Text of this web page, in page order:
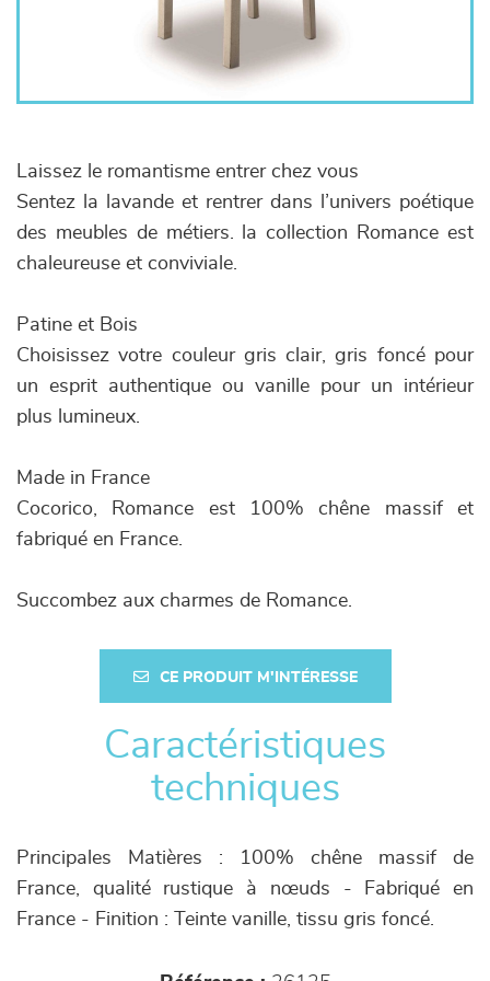
Laissez le romantisme entrer chez vous
Sentez la lavande et rentrer dans l’univers poétique
des meubles de métiers. la collection Romance est
chaleureuse et conviviale.
Patine et Bois
Choisissez votre couleur gris clair, gris foncé pour
un esprit authentique ou vanille pour un intérieur
plus lumineux.
Made in France
Cocorico, Romance est 100% chêne massif et
fabriqué en France.
Succombez aux charmes de Romance.
CE PRODUIT M'INTÉRESSE
Caractéristiques
techniques
Principales Matières : 100% chêne massif de
France, qualité rustique à nœuds - Fabriqué en
France - Finition : Teinte vanille, tissu gris foncé.